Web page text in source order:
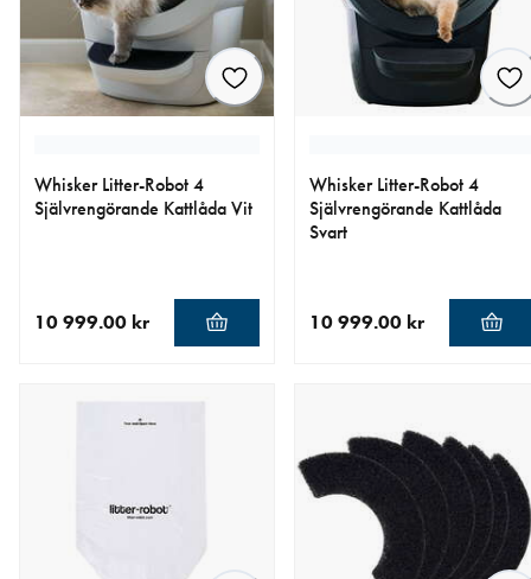
Whisker Litter-Robot 4
Självrengörande Kattlåda Vit
10 999.00 kr
Whisker Litter-Robot 4
Självrengörande Kattlåda
Svart
10 999.00 kr